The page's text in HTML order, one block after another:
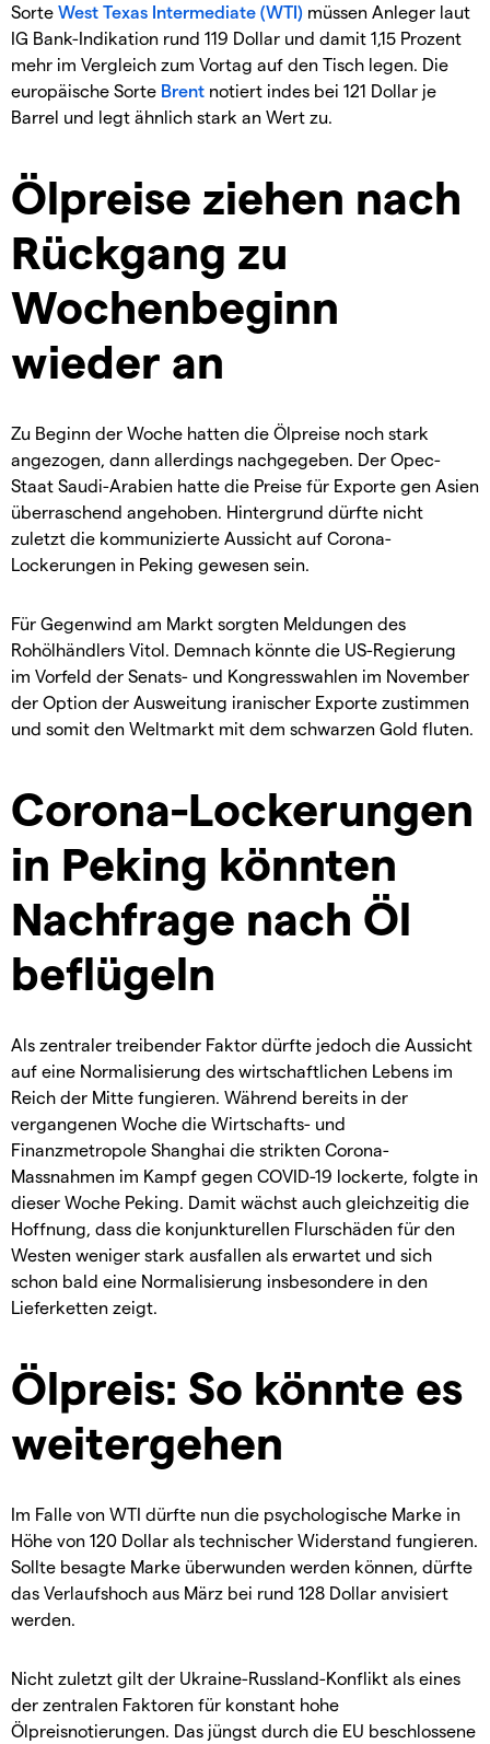
Sorte West Texas Intermediate (WTI) müssen Anleger laut
IG Bank-Indikation rund 119 Dollar und damit 1,15 Prozent
mehr im Vergleich zum Vortag auf den Tisch legen. Die
europäische Sorte Brent notiert indes bei 121 Dollar je
Barrel und legt ähnlich stark an Wert zu.
Ölpreise ziehen nach
Rückgang zu
Wochenbeginn
wieder an
Zu Beginn der Woche hatten die Ölpreise noch stark
angezogen, dann allerdings nachgegeben. Der Opec-
Staat Saudi-Arabien hatte die Preise für Exporte gen Asien
überraschend angehoben. Hintergrund dürfte nicht
zuletzt die kommunizierte Aussicht auf Corona-
Lockerungen in Peking gewesen sein.
Für Gegenwind am Markt sorgten Meldungen des
Rohölhändlers Vitol. Demnach könnte die US-Regierung
im Vorfeld der Senats- und Kongresswahlen im November
der Option der Ausweitung iranischer Exporte zustimmen
und somit den Weltmarkt mit dem schwarzen Gold fluten.
Corona-Lockerungen
in Peking könnten
Nachfrage nach Öl
beflügeln
Als zentraler treibender Faktor dürfte jedoch die Aussicht
auf eine Normalisierung des wirtschaftlichen Lebens im
Reich der Mitte fungieren. Während bereits in der
vergangenen Woche die Wirtschafts- und
Finanzmetropole Shanghai die strikten Corona-
Massnahmen im Kampf gegen COVID-19 lockerte, folgte in
dieser Woche Peking. Damit wächst auch gleichzeitig die
Hoffnung, dass die konjunkturellen Flurschäden für den
Westen weniger stark ausfallen als erwartet und sich
schon bald eine Normalisierung insbesondere in den
Lieferketten zeigt.
Ölpreis: So könnte es
weitergehen
Im Falle von WTI dürfte nun die psychologische Marke in
Höhe von 120 Dollar als technischer Widerstand fungieren.
Sollte besagte Marke überwunden werden können, dürfte
das Verlaufshoch aus März bei rund 128 Dollar anvisiert
werden.
Nicht zuletzt gilt der Ukraine-Russland-Konflikt als eines
der zentralen Faktoren für konstant hohe
Ölpreisnotierungen. Das jüngst durch die EU beschlossene